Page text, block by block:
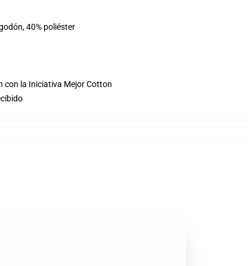
40% poliéster
con la Iniciativa Mejor Cotton